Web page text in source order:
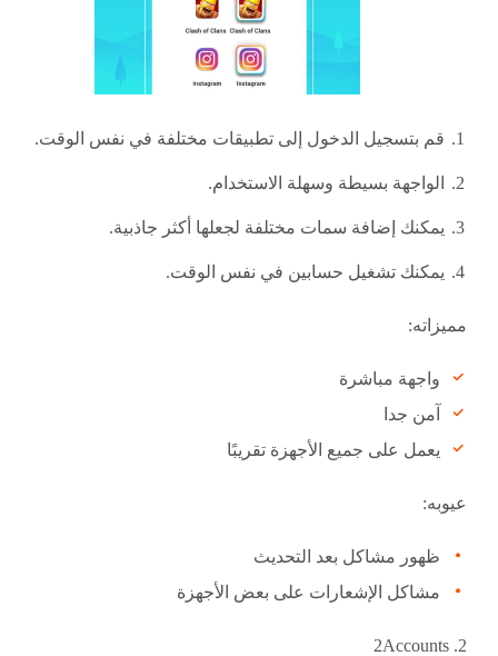
قم بتسجيل الدخول إلى تطبيقات مختلفة في نفس الوقت.
الواجهة بسيطة وسهلة الاستخدام.
يمكنك إضافة سمات مختلفة لجعلها أكثر جاذبية.
يمكنك تشغيل حسابين في نفس الوقت.
مميزاته:
واجهة مباشرة
آمن جدا
يعمل على جميع الأجهزة تقريبًا
عيوبه:
ظهور مشاكل بعد التحديث
مشاكل الإشعارات على بعض الأجهزة
2. 2Accounts